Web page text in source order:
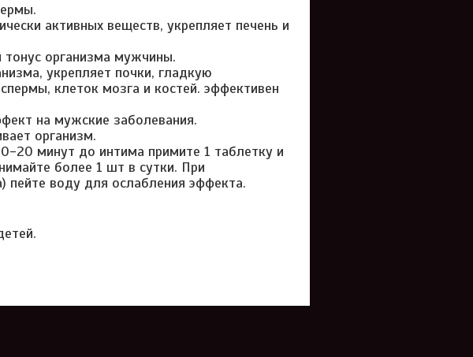
активных веществ, укрепляет печень и
организма мужчины.
укрепляет почки, гладкую
клеток мозга и костей. эффективен
на мужские заболевания.
организм.
20 минут до интима примите 1 таблетку и
более 1 шт в сутки. При
пейте воду для ослабления эффекта.